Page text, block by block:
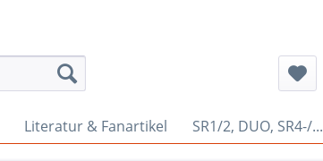
Literatur & Fanartikel SR1/2, DUO, SR4-/...